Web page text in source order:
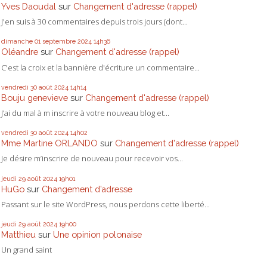
Yves Daoudal sur Changement d'adresse (rappel)
J'en suis à 30 commentaires depuis trois jours (dont...
dimanche 01 septembre 2024 14h36
Oléandre sur Changement d'adresse (rappel)
C'est la croix et la bannière d'écriture un commentaire...
vendredi 30 août 2024 14h14
Bouju genevieve sur Changement d'adresse (rappel)
J’ai du mal à m inscrire à votre nouveau blog et...
vendredi 30 août 2024 14h02
Mme Martine ORLANDO sur Changement d'adresse (rappel)
Je désire m’inscrire de nouveau pour recevoir vos...
jeudi 29 août 2024 19h01
HuGo sur Changement d’adresse
Passant sur le site WordPress, nous perdons cette liberté...
jeudi 29 août 2024 19h00
Matthieu sur Une opinion polonaise
Un grand saint